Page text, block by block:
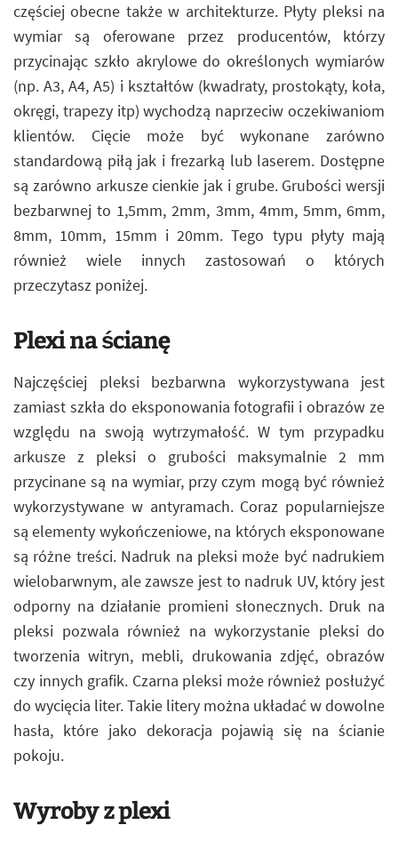
częściej obecne także w architekturze. Płyty pleksi na
wymiar są oferowane przez producentów, którzy
przycinając szkło akrylowe do określonych wymiarów
(np. A3, A4, A5) i kształtów (kwadraty, prostokąty, koła,
okręgi, trapezy itp) wychodzą naprzeciw oczekiwaniom
klientów. Cięcie może być wykonane zarówno
standardową piłą jak i frezarką lub laserem. Dostępne
są zarówno arkusze cienkie jak i grube. Grubości wersji
bezbarwnej to 1,5mm, 2mm, 3mm, 4mm, 5mm, 6mm,
8mm, 10mm, 15mm i 20mm. Tego typu płyty mają
również wiele innych zastosowań o których
przeczytasz poniżej.
Plexi na ścianę
Najczęściej pleksi bezbarwna wykorzystywana jest
zamiast szkła do eksponowania fotografii i obrazów ze
względu na swoją wytrzymałość. W tym przypadku
arkusze z pleksi o grubości maksymalnie 2 mm
przycinane są na wymiar, przy czym mogą być również
wykorzystywane w antyramach. Coraz popularniejsze
są elementy wykończeniowe, na których eksponowane
są różne treści. Nadruk na pleksi może być nadrukiem
wielobarwnym, ale zawsze jest to nadruk UV, który jest
odporny na działanie promieni słonecznych. Druk na
pleksi pozwala również na wykorzystanie pleksi do
tworzenia witryn, mebli, drukowania zdjęć, obrazów
czy innych grafik. Czarna pleksi może również posłużyć
do wycięcia liter. Takie litery można układać w dowolne
hasła, które jako dekoracja pojawią się na ścianie
pokoju.
Wyroby z plexi